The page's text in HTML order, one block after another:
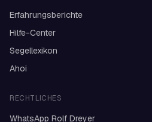
Erfahrungsberichte
Hilfe-Center
Segellexikon
Ahoi
RECHTLICHES
WhatsApp Rolf Dreyer